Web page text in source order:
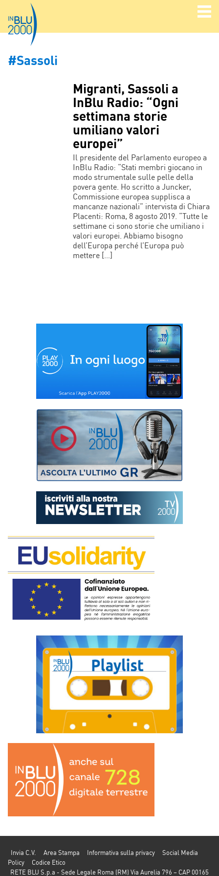
#Sassoli
Migranti, Sassoli a
InBlu Radio: “Ogni
settimana storie
umiliano valori
europei”
Il presidente del Parlamento europeo a
InBlu Radio: “Stati membri giocano in
modo strumentale sulle pelle della
povera gente. Ho scritto a Juncker,
Commissione europea supplisca a
mancanze nazionali” intervista di Chiara
Placenti: Roma, 8 agosto 2019. “Tutte le
settimane ci sono storie che umiliano i
valori europei. Abbiamo bisogno
dell’Europa perché l’Europa può
mettere […]
Invia C.V. Area Stampa Informativa sulla privacy
Social Media
Policy
Codice Etico
RETE BLU S.p.a - Sede Legale Roma (RM) Via Aurelia 796 – CAP 00165